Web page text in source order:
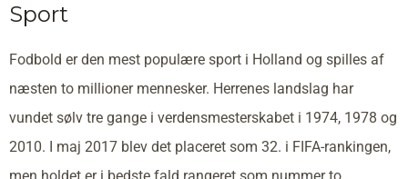
Sport
Fodbold er den mest populære sport i Holland og spilles af
næsten to millioner mennesker. Herrenes landslag har
vundet sølv tre gange i verdensmesterskabet i 1974, 1978 og
2010. I maj 2017 blev det placeret som 32. i FIFA-rankingen,